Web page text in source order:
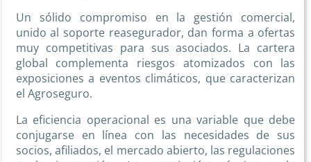
Un sólido compromiso en la gestión comercial,
unido al soporte reasegurador, dan forma a ofertas
muy competitivas para sus asociados. La cartera
global complementa riesgos atomizados con las
exposiciones a eventos climáticos, que caracterizan
el Agroseguro.
La eficiencia operacional es una variable que debe
conjugarse en línea con las necesidades de sus
socios, afiliados, el mercado abierto, las regulaciones